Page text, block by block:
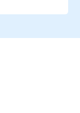
pipelines
pour le
local.